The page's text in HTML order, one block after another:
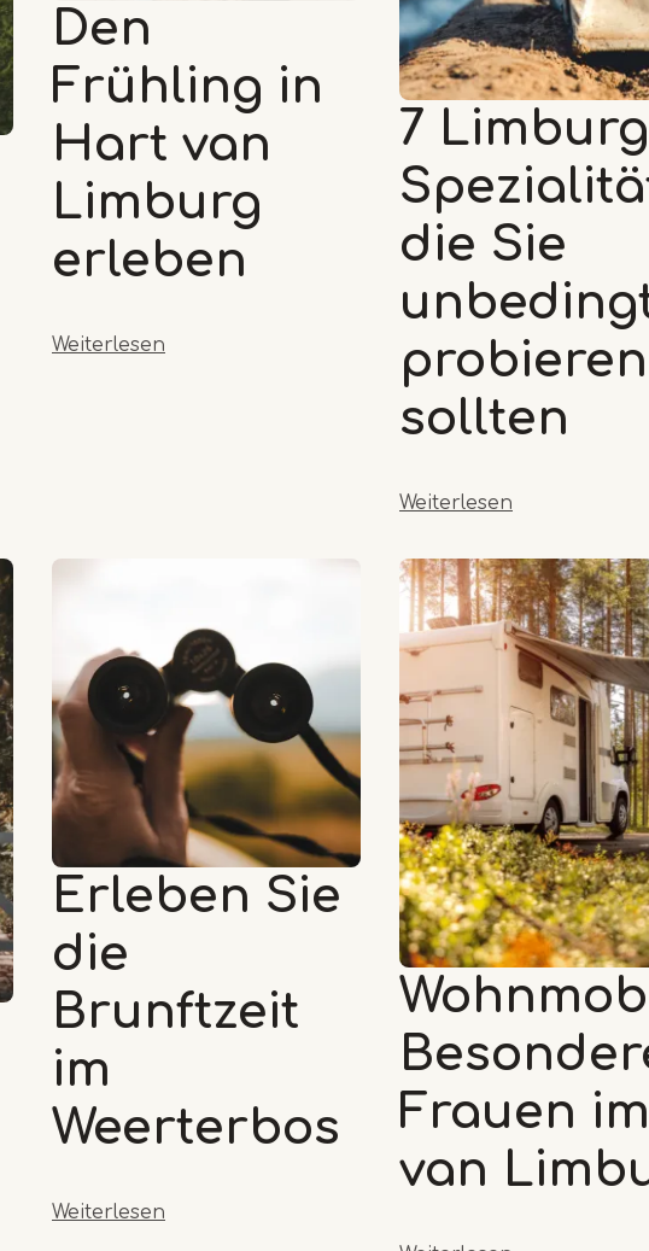
Den
Frühling in
Hart van
Limburg
erleben
Weiterlesen
7
die Sie
probieren
sollten
Weiterlesen
Erleben Sie
die
Brunftzeit
im
Weerterbos
Weiterlesen
Frauen
van